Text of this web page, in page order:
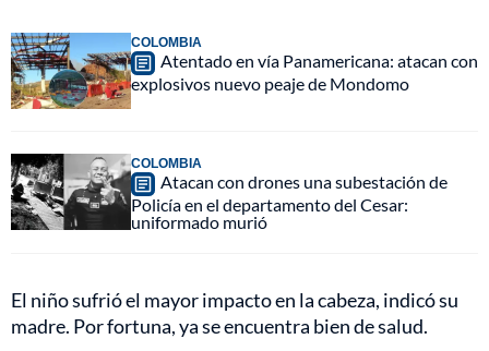
COLOMBIA
Atentado en vía Panamericana: atacan con
explosivos nuevo peaje de Mondomo
COLOMBIA
Atacan con drones una subestación de
Policía en el departamento del Cesar:
uniformado murió
El niño sufrió el mayor impacto en la cabeza, indicó su
madre. Por fortuna, ya se encuentra bien de salud.